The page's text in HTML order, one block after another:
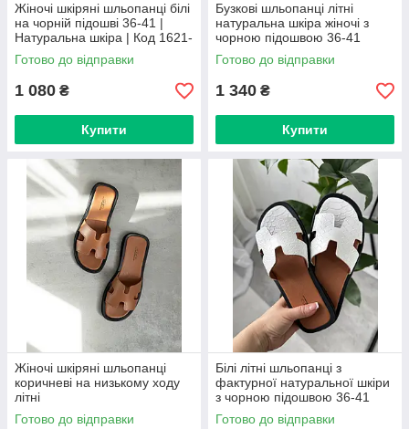
Жіночі шкіряні шльопанці білі
на чорній підошві 36-41 |
Натуральна шкіра | Код 1621-
3
Готово до відправки
1 080 ₴
Купити
Бузкові шльопанці літні
натуральна шкіра жіночі з
чорною підошвою 36-41
Готово до відправки
1 340 ₴
Купити
Жіночі шкіряні шльопанці
коричневі на низькому ходу
літні
Готово до відправки
Білі літні шльопанці з
фактурної натуральної шкіри
з чорною підошвою 36-41
Готово до відправки